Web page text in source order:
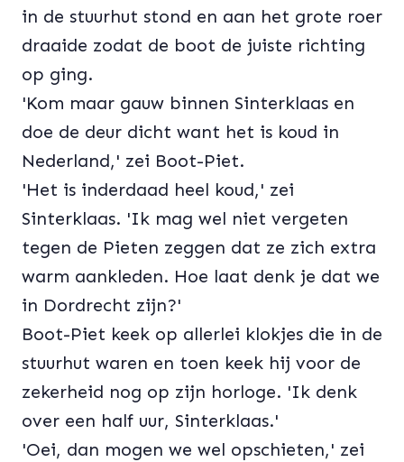
in de stuurhut stond en aan het grote roer
draaide zodat de boot de juiste richting
op ging.
'Kom maar gauw binnen Sinterklaas en
doe de deur dicht want het is koud in
Nederland,' zei Boot-Piet.
'Het is inderdaad heel koud,' zei
Sinterklaas. 'Ik mag wel niet vergeten
tegen de Pieten zeggen dat ze zich extra
warm aankleden. Hoe laat denk je dat we
in Dordrecht zijn?'
Boot-Piet keek op allerlei klokjes die in de
stuurhut waren en toen keek hij voor de
zekerheid nog op zijn horloge. 'Ik denk
over een half uur, Sinterklaas.'
'Oei, dan mogen we wel opschieten,' zei